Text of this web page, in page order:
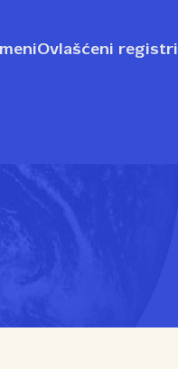
Ovlašćeni registri